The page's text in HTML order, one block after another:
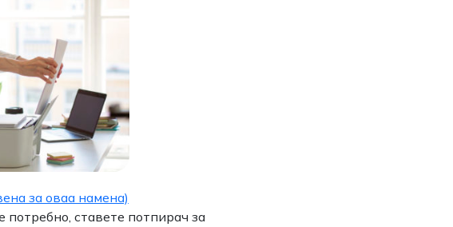
за оваа намена)
ставете потпирач за